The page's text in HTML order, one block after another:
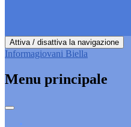
Attiva / disattiva la navigazione
Informagiovani Biella
Menu principale